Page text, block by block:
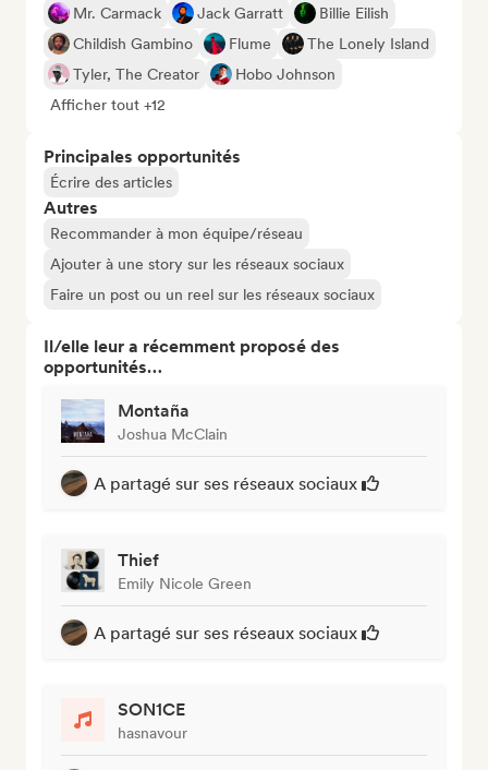
Mr. Carmack Jack Garratt
Billie Eilish
Childish Gambino
Flume
The Lonely Island
Tyler, The Creator
Hobo Johnson
Afficher tout +12
Principales opportunités
Écrire des articles
Autres
Recommander à mon équipe/réseau
Ajouter à une story sur les réseaux sociaux
Faire un post ou un reel sur les réseaux sociaux
Il/elle leur a récemment proposé des
opportunités…
Montaña
Joshua McClain
A partagé sur ses réseaux sociaux
Thief
Emily Nicole Green
A partagé sur ses réseaux sociaux
SON1CE
hasnavour